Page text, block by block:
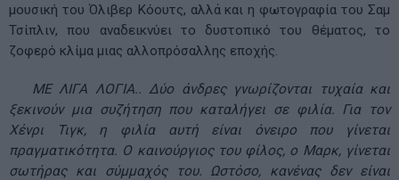
μουσική του Όλιβερ Κόουτς, αλλά και η φωτογραφία του Σαμ
Τσίπλιν, που αναδεικνύει το δυστοπικό του θέματος, το
ζοφερό κλίμα μιας αλλοπρόσαλλης εποχής.
ΜΕ ΛΙΓΑ ΛΟΓΙΑ.. Δύο άνδρες γνωρίζονται τυχαία και
ξεκινούν μια συζήτηση που καταλήγει σε φιλία. Για τον
Χένρι Τιγκ, η φιλία αυτή είναι όνειρο που γίνεται
πραγματικότητα. Ο καινούργιος του φίλος, ο Μαρκ, γίνεται
σωτήρας και σύμμαχός του. Ωστόσο, κανένας δεν είναι